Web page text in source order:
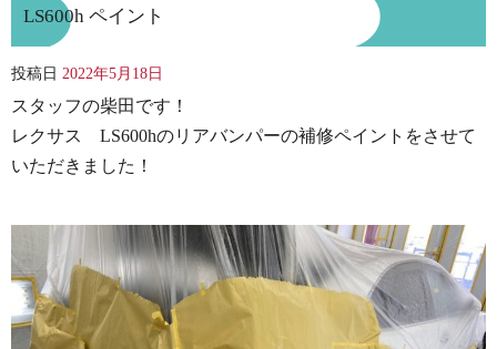
LS600h ペイント
投稿日 2022年5月18日
スタッフの柴田です！
レクサス LS600hのリアバンパーの補修ペイントをさせて
いただきました！